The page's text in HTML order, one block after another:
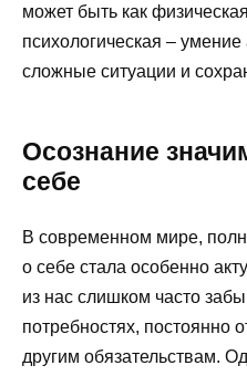
может быть как
психологическая –
сложные ситуации и
Осознание
себе
В современном мире,
о себе стала особенно
из нас слишком часто
потребностях, постоянно
другим обязательствам.